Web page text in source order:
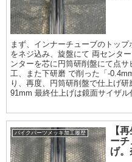
まず、インナーチューブのトッ
をネジ込み、旋盤にて 両センタ
ンターを芯に円筒研削盤にて点
工、また下研磨 で削った「-
り、再度、円筒研削盤で仕上げ
91mm 最終仕上げは鏡面サイザル
バイクパーツメッキ加工履歴
【
ーチ
げ。